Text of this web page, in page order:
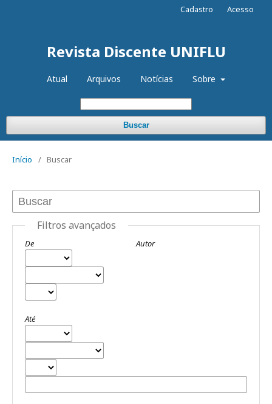
Revista Discente UNIFLU
Atual Arquivos Notícias Sobre
Buscar
Cadastro Acesso
Início / Buscar
Filtros avançados
De
Até
Autor